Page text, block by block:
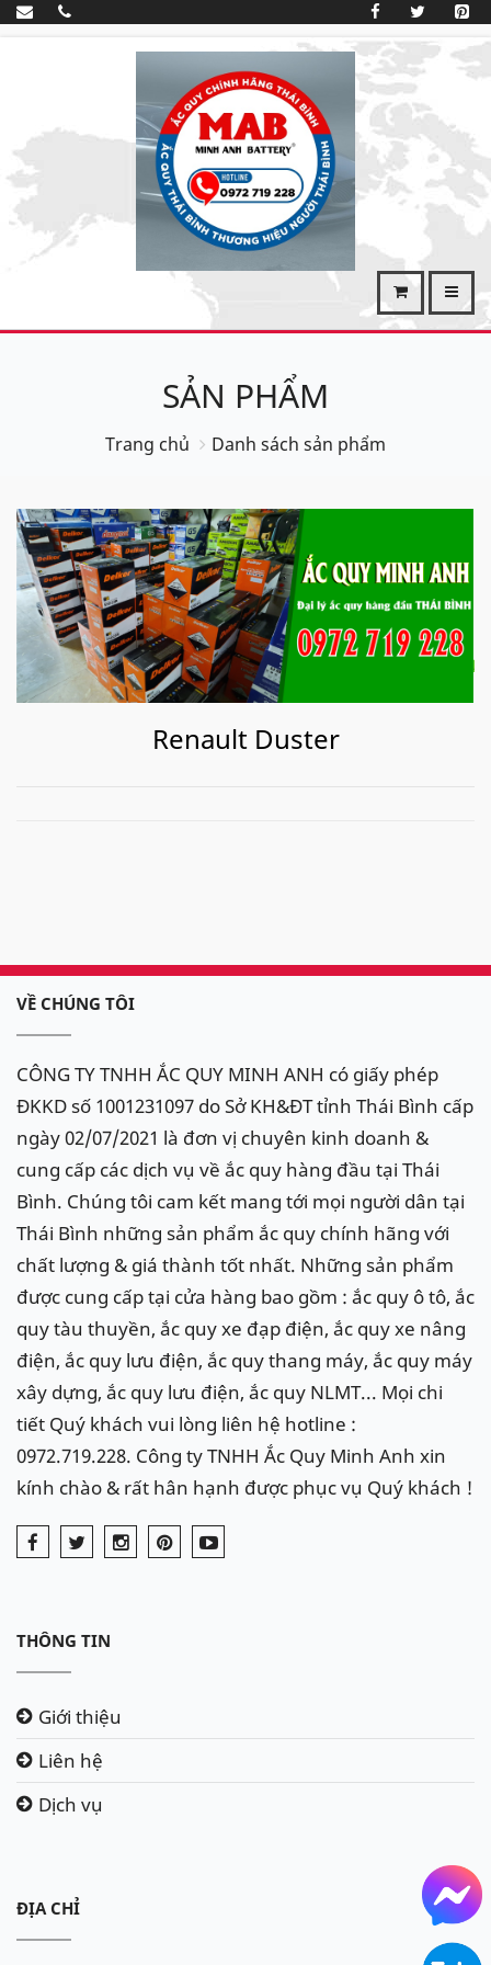
SẢN PHẨM
Trang chủ Danh sách sản phẩm
Renault Duster
VỀ CHÚNG TÔI
CÔNG TY TNHH ẮC QUY MINH ANH có giấy phép
ĐKKD số 1001231097 do Sở KH&ĐT tỉnh Thái Bình cấp
ngày 02/07/2021 là đơn vị chuyên kinh doanh &
cung cấp các dịch vụ về ắc quy hàng đầu tại Thái
Bình. Chúng tôi cam kết mang tới mọi người dân tại
Thái Bình những sản phẩm ắc quy chính hãng với
chất lượng & giá thành tốt nhất. Những sản phẩm
được cung cấp tại cửa hàng bao gồm : ắc quy ô tô, ắc
quy tàu thuyền, ắc quy xe đạp điện, ắc quy xe nâng
điện, ắc quy lưu điện, ắc quy thang máy, ắc quy máy
xây dựng, ắc quy lưu điện, ắc quy NLMT... Mọi chi
tiết Quý khách vui lòng liên hệ hotline :
0972.719.228. Công ty TNHH Ắc Quy Minh Anh xin
kính chào & rất hân hạnh được phục vụ Quý khách !
THÔNG TIN
Giới thiệu
Liên hệ
Dịch vụ
ĐỊA CHỈ